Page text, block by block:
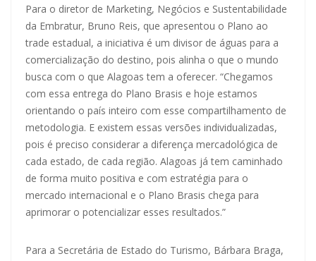
Para o diretor de Marketing, Negócios e Sustentabilidade
da Embratur, Bruno Reis, que apresentou o Plano ao
trade estadual, a iniciativa é um divisor de águas para a
comercialização do destino, pois alinha o que o mundo
busca com o que Alagoas tem a oferecer. “Chegamos
com essa entrega do Plano Brasis e hoje estamos
orientando o país inteiro com esse compartilhamento de
metodologia. E existem essas versões individualizadas,
pois é preciso considerar a diferença mercadológica de
cada estado, de cada região. Alagoas já tem caminhado
de forma muito positiva e com estratégia para o
mercado internacional e o Plano Brasis chega para
aprimorar o potencializar esses resultados.”
Para a Secretária de Estado do Turismo, Bárbara Braga,